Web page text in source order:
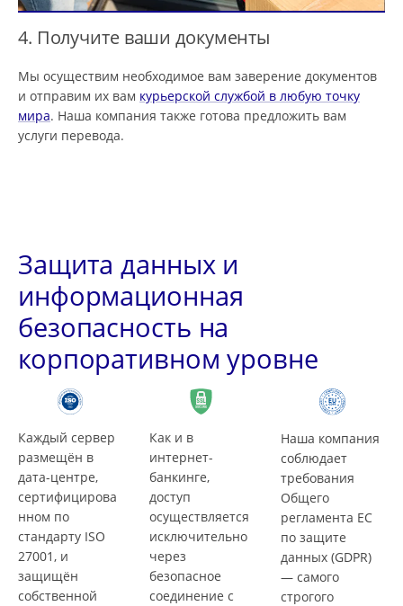
4. Получите ваши документы
Мы осуществим необходимое вам заверение документов
и отправим их вам курьерской службой в любую точку
мира. Наша компания также готова предложить вам
услуги перевода.
Защита данных и
информационная
безопасность на
корпоративном уровне
Каждый сервер
размещён в
дата-центре,
сертифицирова
нном по
стандарту ISO
27001, и
защищён
собственной
Как и в
интернет-
банкинге,
доступ
осуществляется
исключительно
через
безопасное
соединение с
Наша компания
соблюдает
требования
Общего
регламента ЕС
по защите
данных (GDPR)
— самого
строгого